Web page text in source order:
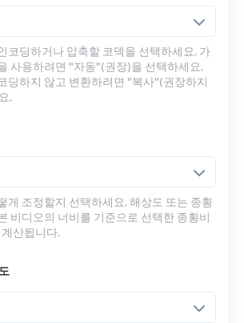
코딩하거나 압축할 코덱을 선택하세요. 가
사용하려면 "자동"(권장)을 선택하세요.
딩하지 않고 변환하려면 "복사"(권장하지
.
게 조정할지 선택하세요. 해상도 또는 종횡
비디오의 너비를 기준으로 선택한 종횡비
산됩니다.